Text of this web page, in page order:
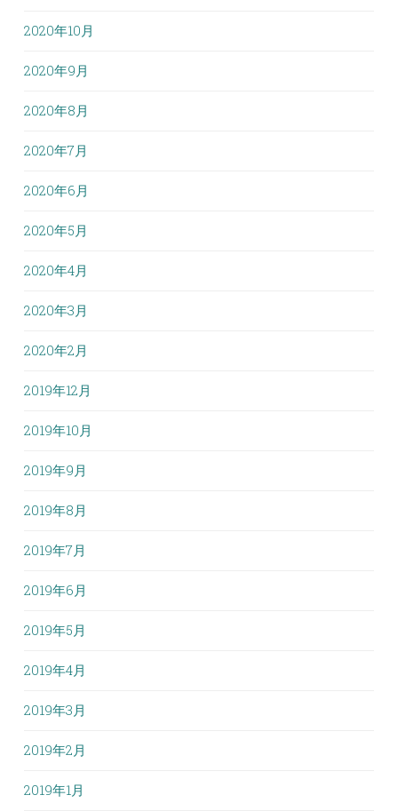
2020年10月
2020年9月
2020年8月
2020年7月
2020年6月
2020年5月
2020年4月
2020年3月
2020年2月
2019年12月
2019年10月
2019年9月
2019年8月
2019年7月
2019年6月
2019年5月
2019年4月
2019年3月
2019年2月
2019年1月